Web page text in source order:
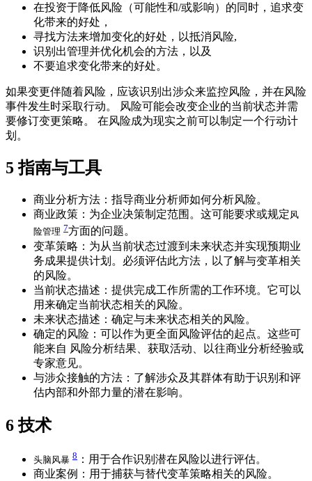
在投资于降低风险（可能性和/或影响）的同时，追求变
化带来的好处，
寻找方法来增加变化的好处，以抵消风险,
识别出管理并优化机会的方法，以及
不要追求变化带来的好处。
如果变更伴随着风险，应该识别出涉众来监控风险，并在风险
事件发生时采取行动。 风险可能会改变企业的当前状态并需
要修订变更策略。 在风险成为现实之前可以制定一个行动计
划。
5指南与工具
商业分析方法：指导商业分析师如何分析风险。
商业政策：为企业决策制定范围。这可能要求或规定风
险管理 7方面的问题。
变革策略：为从当前状态过渡到未来状态并实现预期业
务成果提供计划。必须评估此方法，以了解与变革相关
的风险。
当前状态描述：提供完成工作所需的工作环境。它可以
用来确定当前状态相关的风险。
未来状态描述：确定与未来状态相关的风险。
确定的风险：可以作为更全面风险评估的起点。这些可
能来自 风险分析结果、获取活动、以往商业分析经验或
专家意见。
与涉众接触的方法：了解涉众及其群体有助于识别和评
估内部和外部力量的潜在影响。
6技术
头脑风暴 8 ：用于合作识别潜在风险以进行评估。
商业案例：用于捕获与替代变革策略相关的风险。